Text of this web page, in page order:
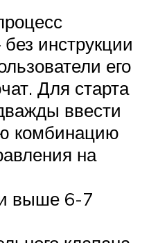
инструкции
его
Для старта
ввести
комбинацию
на
выше 6-7